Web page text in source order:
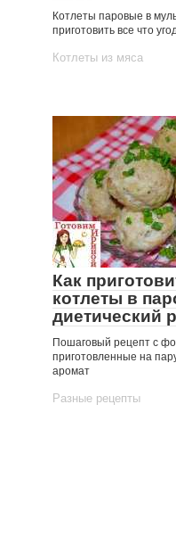
Котлеты паровые в
приготовить все что
Котлеты из мяса
Как
котлеты в
диетический
Пошаговый рецепт с
приготовленные на
аромат
Разные рецепты